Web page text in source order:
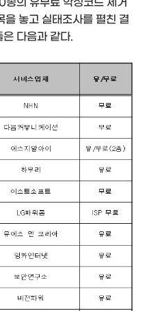
놓고 실태조사를 펼친 결
다음과 같다.